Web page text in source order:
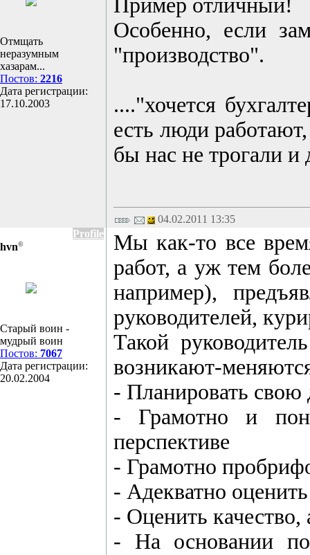
Отмщать
неразумным
хазарам...
Постов: 2216
Дата регистрации:
17.10.2003
Пример отличный!
Особенно, если
"производство".
...."хочется
есть люди
бы нас не трогали
04.02.2011 13:35
Profile
hvn©
Старый воин -
мудрый воин
Постов: 7067
Дата регистрации:
20.02.2004
Мы как-то все
работ, а уж тем
например),
руководителей,
Такой
возникают-
- Планировать свою
- Грамотно и
перспективе
- Грамотно
- Адекватно
- Оценить
- На основании